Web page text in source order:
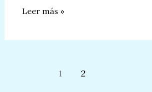
Sangre
ojo….
Leer más »
1 2